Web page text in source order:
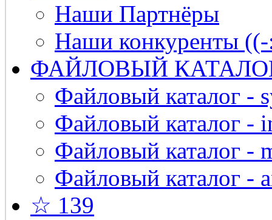
Наши Партнёры
Наши конкуренты
ФАЙЛОВЫЙ
Файловый каталог -
Файловый каталог -
Файловый каталог -
Файловый каталог -
☆ 139